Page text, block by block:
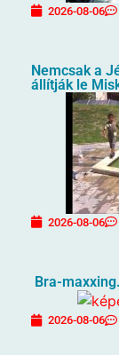
2026-08-06
Nemcsak a
állítják le
2026-08-06
Bra-
2026-08-06